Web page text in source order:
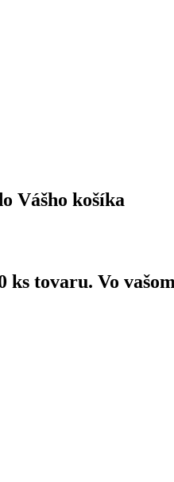
Vášho košíka
ks tovaru. Vo